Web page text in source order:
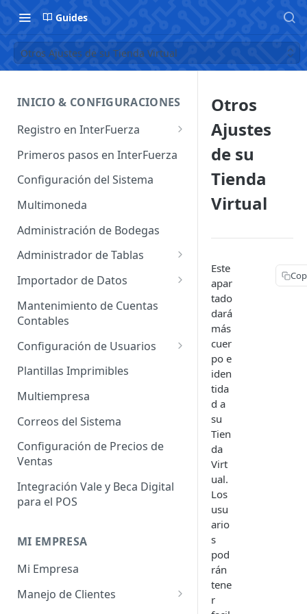
Guides
Otros Ajustes de su Tienda Virtual
INICIO & CONFIGURACIONES
Registro en InterFuerza
Iniciar Sesión en InterFuerza
Recuperar Contraseña
Cómo pagar en línea sus
Primeros pasos en InterFuerza
Configuración del Sistema
Multimoneda
Administración de Bodegas
Administrador de Tablas
Administrador de Tablas de
Clientes
Administrador de Tablas para
Administrador de Tablas para
CRM
Administrador de Tablas para
Impuestos
Inventario
Sistema
Administrador de Tablas de
Importador de Datos
Importador de Cuentas
Contables
Importador de Clientes
Importador de Proveedores
Importador de Productos
Importador de Activos Fijos
Importador de Lista de Precios
Importador de Ajuste de
Inventario
Importador de Prospectos
Cobrar
Importador de Cuentas por
Pagar
Mantenimiento de Cuentas
Contables
Configuración de Usuarios
Permisos de Usuarios
Usuarios Invitados
Perfil de Usuario
Cómo eliminar usuarios
Plantillas Imprimibles
Multiempresa
Correos del Sistema
Configuración de Precios de
Ventas
Integración Vale y Beca Digital
para el POS
MI EMPRESA
Mi Empresa
Manejo de Clientes
Otros
Ajustes
de su
Tienda
Virtual
Este
apar
tado
dará
más
cuer
po e
iden
tida
d a
su
Tien
da
Virt
ual.
Los
usu
ario
s
pod
rán
tene
r